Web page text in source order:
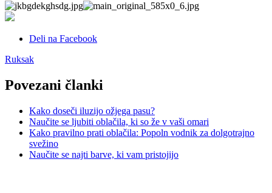
Deli na Facebook
Ruksak
Povezani članki
Kako doseči iluzijo ožjega pasu?
Naučite se ljubiti oblačila, ki so že v vaši omari
Kako pravilno prati oblačila: Popoln vodnik za dolgotrajno
svežino
Naučite se najti barve, ki vam pristojijo